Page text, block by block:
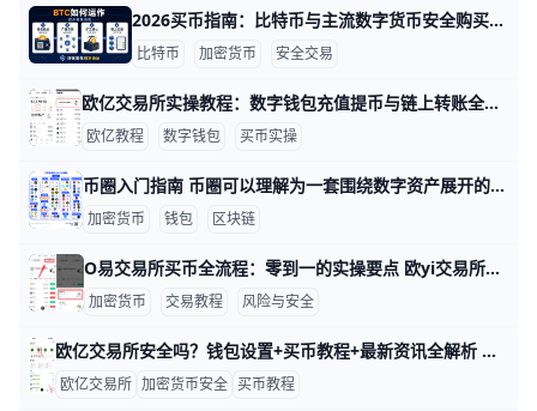
2026买币指南：比特币与主流数字货币安全购买全流程 2026年买币，最重要的是先把“怎么买得安全”放在“买什么”前面。对新手来说，比特币通常是第一选择，因为它流动性高、市场认知度强，适合先建立基础仓位；如果你还想配置主流数字货币，可以再考虑以太坊、BNB、SOL等，但最好先从1种到2种开始，不要一上来买很多币。
比特币 加密货币 安全交易
欧亿交易所实操教程：数字钱包充值提币与链上转账全攻略 欧亿交易所实操：欧亿数字钱包充值提币与链上转账全攻略（含欧亿买币教程与欧亿最新资讯） 如果你是第一次使用欧亿交易所，或者刚接触数字货币，其实完全不用紧张。你可以把欧亿理解为“银行+证券账户+电子钱包”的组合：它帮你存币、买币、提币，还能帮你把资产转到链上钱包。比如，你在欧亿用人民币买到1000 USDT，这些币会先放在你的账户里，你可以随时提到个人钱包或其他平台。只要记住三件事——币种对不对、网络选得对不对、地址复制对不对，你就能比较安心地完成每一步操作。
欧亿教程 数字钱包 买币实操
币圈入门指南 币圈可以理解为一套围绕数字资产展开的新金融体系，最核心的三个部分是交易所、钱包和 DeFi。简单来说，交易所负责买卖，钱包负责保管，DeFi 负责提供去中心化金融服务，比如借贷、兑换和赚取收益。比如你先在交易所用法币买入 USDT，再把 USDT 提到钱包里，然后再去链上平台做兑换或参与流动性挖矿，这就是最常见的入门路径。
加密货币 钱包 区块链
O易交易所买币全流程：零到一的实操要点 欧yi交易所买币教程：从零到一的完整步骤与要点 要达到的目标很明确：在鸥易交易所完成法币或币币交易，顺利购买目标币，并能查看余额、进行提现。整个过程需要先完成实名认证、设置安全措施并准备好资金，确保账户安全与交易顺利进行。下面按步骤给出可直接执行的清单，方便你照着来做。
加密货币 交易教程 风险与安全
欧亿交易所安全吗？钱包设置+买币教程+最新资讯全解析 欧亿交易所（即歐yi，常被国内用户称为“鸥易 / 欧亿”）是全球主流的加密货币交易平台之一，长期处于全球日均交易量和用户规模的前列。根据公开数据，欧交易所拥有超过两千万注册用户，支持超过300种主流币种和上千个交易对，覆盖现货、杠杆、合约、期权等多种交易形式。平台已运营多年，经历过2018年、2021年和2022年几轮市场大幅波动，整体系统稳定性与风控能力已经过市场验证。从安全角度来看，欧亿采用冷热钱包隔离、多层加密、SSL安全传输和双重验证（2FA）等技术，将大部分用户资金存放在离线冷钱包中，降低被黑客直接攻击的概率。例如，在2022年加密市场出现多起交易所被攻击事件时，O易通过严格的冷钱包管理和快速应急响应，未发生大规模用户资产损失。
欧亿交易所 加密货币安全 买币教程